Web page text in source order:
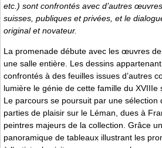
etc.) sont confrontés avec d’autres
suisses, publiques et privées, et le
original et novateur.
La promenade débute avec les œuvres
une salle entière. Les dessins
confrontés à des feuilles issues d’autres
lumière le génie de cette famille du XVIIIe
Le parcours se poursuit par une sélection
parties de plaisir sur le Léman, dues à
peintres majeurs de la collection. Grâce
panoramique de tableaux illustrant les